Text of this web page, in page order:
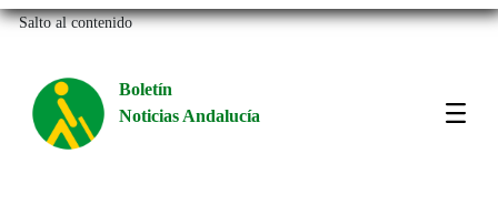
Salto al contenido
Boletín
Noticias Andalucía